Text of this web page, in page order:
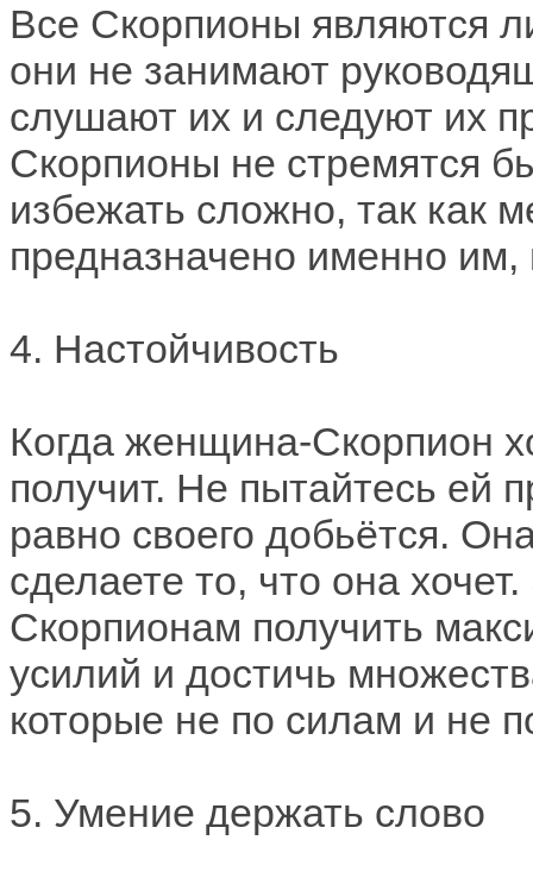
Все Скорпионы являются
они не занимают
слушают их и следуют их
Скорпионы не стремятся
избежать сложно, так как
предназначено именно
4. Настойчивость
Когда женщина-Скорпион
получит. Не пытайтесь ей
равно своего добьётся.
сделаете то, что она
Скорпионам получить
усилий и достичь
которые не по силам и не
5. Умение держать слово